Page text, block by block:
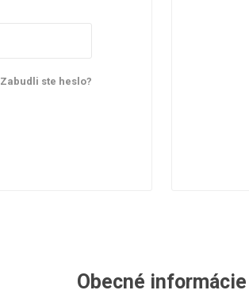
Zabudli ste heslo?
Obecné informácie